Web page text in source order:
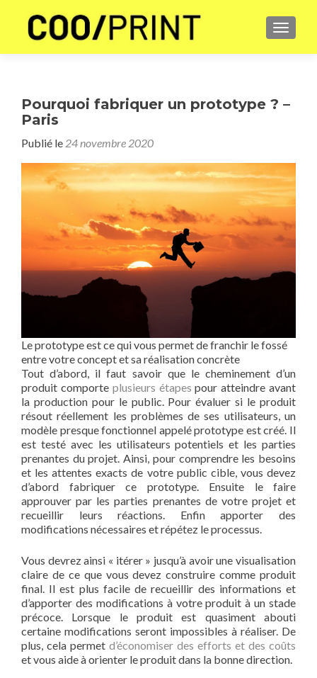
Pourquoi fabriquer un prototype ? –
Paris
Publié le 24 novembre 2020
Le prototype est ce qui vous permet de franchir le fossé
entre votre concept et sa réalisation concrète
Tout d’abord, il faut savoir que le cheminement d’un
produit comporte plusieurs étapes pour atteindre avant
la production pour le public. Pour évaluer si le produit
résout réellement les problèmes de ses utilisateurs, un
modèle presque fonctionnel appelé prototype est créé. Il
est testé avec les utilisateurs potentiels et les parties
prenantes du projet. Ainsi, pour comprendre les besoins
et les attentes exacts de votre public cible, vous devez
d’abord fabriquer ce prototype. Ensuite le faire
approuver par les parties prenantes de votre projet et
recueillir leurs réactions. Enfin apporter des
modifications nécessaires et répétez le processus.
Vous devrez ainsi « itérer » jusqu’à avoir une visualisation
claire de ce que vous devez construire comme produit
final. Il est plus facile de recueillir des informations et
d’apporter des modifications à votre produit à un stade
précoce. Lorsque le produit est quasiment abouti
certaine modifications seront impossibles à réaliser. De
plus, cela permet d’économiser des efforts et des coûts
et vous aide à orienter le produit dans la bonne direction.